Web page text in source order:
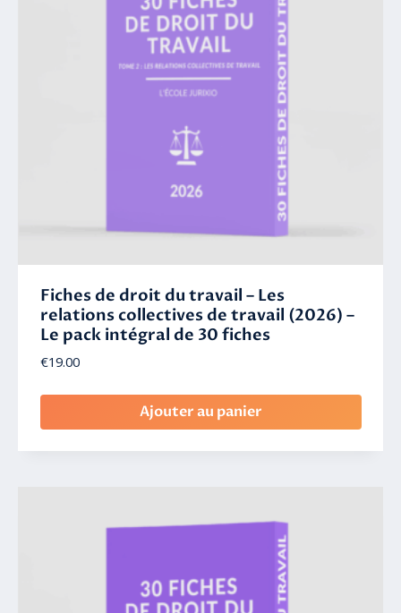
Fiches de droit du travail – Les
relations collectives de travail (2026) –
Le pack intégral de 30 fiches
€19.00
Ajouter au panier